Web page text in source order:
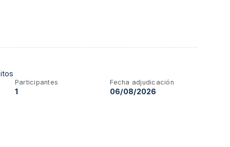
Participantes
1
Fecha adjudicación
06/08/2026